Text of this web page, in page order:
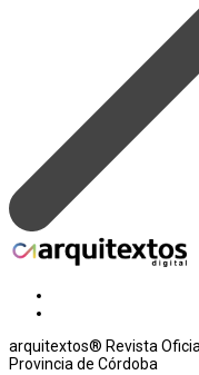
arquitextos® Revista
Provincia de Córdoba